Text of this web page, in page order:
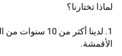
لماذا تختارنا؟
1. لدينا أكثر من
الأقمشة.